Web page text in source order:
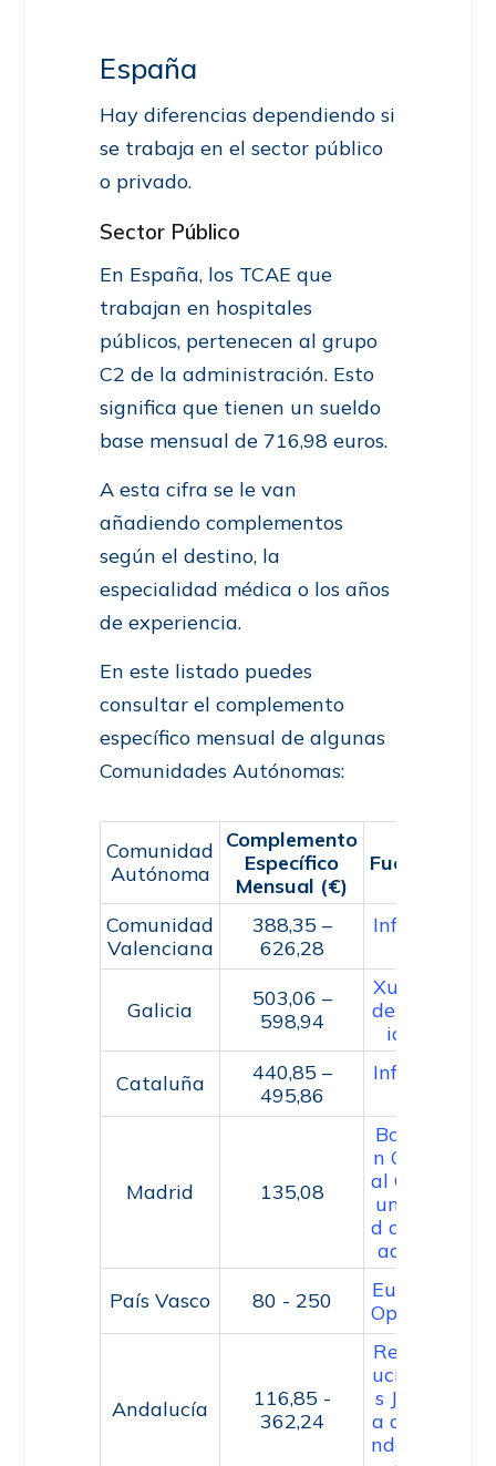
España
Hay diferencias dependiendo si
se trabaja en el sector público
o privado.
Sector Público
En España, los TCAE que
trabajan en hospitales
públicos, pertenecen al grupo
C2 de la administración. Esto
significa que tienen un sueldo
base mensual de 716,98 euros.
A esta cifra se le van
añadiendo complementos
según el destino, la
especialidad médica o los años
de experiencia.
En este listado puedes
consultar el complemento
específico mensual de algunas
Comunidades Autónomas:
Comunidad
Autónoma
Complemento
Específico
Mensual (€)
Fuente
Comunidad
Valenciana
388,35 –
626,28
Infoba
Galicia
503,06 –
598,94
Xunta
de Gal
icia
Cataluña
440,85 –
495,86
Infoba
Madrid 135,08
Boletí
n Ofici
al Com
unida
d de M
adrid
País Vasco
80 - 250
Euskal
Opodis
Andalucía
116,85 -
362,24
Retrib
ucione
s Junt
a de A
ndaluc